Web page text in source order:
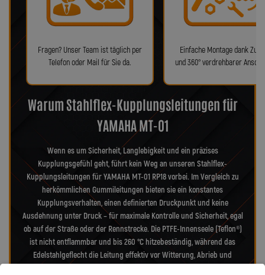
Fragen? Unser Team ist täglich per
Telefon oder Mail für Sie da.
Einfache Montage dank
und 360° verdrehbarer
Warum Stahlflex-Kupplungsleitungen für
YAMAHA MT-01
Wenn es um Sicherheit, Langlebigkeit und ein präzises
Kupplungsgefühl geht, führt kein Weg an unseren Stahlflex-
Kupplungsleitungen für YAMAHA MT-01 RP18 vorbei. Im Vergleich zu
herkömmlichen Gummileitungen bieten sie ein konstantes
Kupplungsverhalten, einen definierten Druckpunkt und keine
Ausdehnung unter Druck – für maximale Kontrolle und Sicherheit, egal
ob auf der Straße oder der Rennstrecke. Die PTFE-Innenseele (Teflon®)
ist nicht entflammbar und bis 260 °C hitzebeständig, während das
Edelstahlgeflecht die Leitung effektiv vor Witterung, Abrieb und